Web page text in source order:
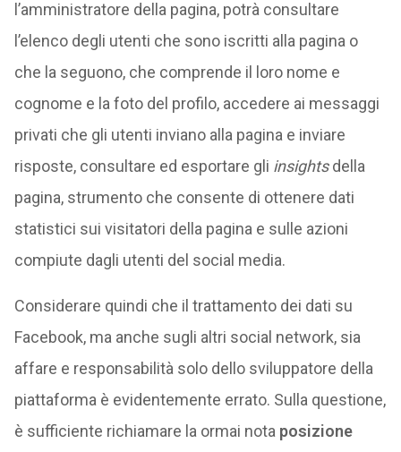
l’amministratore della pagina, potrà consultare
l’elenco degli utenti che sono iscritti alla pagina o
che la seguono, che comprende il loro nome e
cognome e la foto del profilo, accedere ai messaggi
privati che gli utenti inviano alla pagina e inviare
risposte, consultare ed esportare gli insightsdella
pagina, strumento che consente di ottenere dati
statistici sui visitatori della pagina e sulle azioni
compiute dagli utenti del social media.
Considerare quindi che il trattamento dei dati su
Facebook, ma anche sugli altri social network, sia
affare e responsabilità solo dello sviluppatore della
piattaforma è evidentemente errato. Sulla questione,
è sufficiente richiamare la ormai nota posizione